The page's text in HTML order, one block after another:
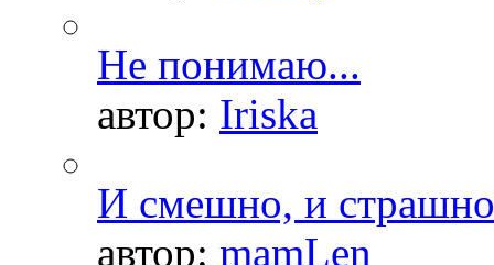
Не понимаю...
автор: Iriska
И смешно, и
автор: mamLen